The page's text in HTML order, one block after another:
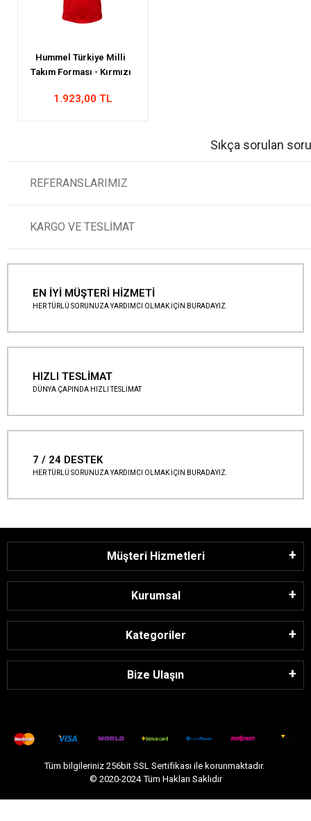
Hummel Türkiye Milli
Takım Forması - Kırmızı
1.923,00 TL
Sıkça sorulan
REFERANSLARIMIZ
KARGO VE TESLİMAT
EN İYİ MÜŞTERİ HİZMETİ
HER TÜRLÜ SORUNUZA YARDIMCI OLMAK İÇİN BURADAYIZ.
HIZLI TESLİMAT
DÜNYA ÇAPINDA HIZLI TESLİMAT
7 / 24 DESTEK
HER TÜRLÜ SORUNUZA YARDIMCI OLMAK İÇİN BURADAYIZ.
Müşteri Hizmetleri
Kurumsal
Kategoriler
Bize Ulaşın
Tüm bilgileriniz 256bit SSL Sertifikası ile korunmaktadır.
© 2020-2024Tüm Hakları Saklıdır